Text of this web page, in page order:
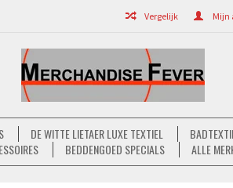
Mijn
Vergelijk
DE WITTE LIETAER LUXE TEXTIEL
BEDDENGOED SPECIALS ALLE